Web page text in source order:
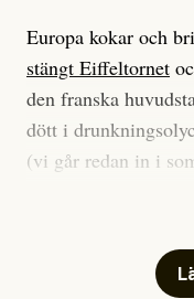
Europa kokar och
stängt Eiffeltornet
den franska
dött i
(vi går redan in i
Har du också panik
mardröm? Bra, allt